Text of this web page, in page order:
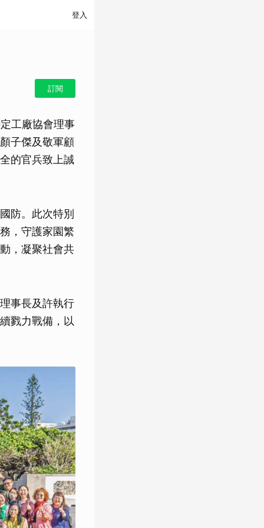
登入
訂閱
工廠協會理事
子傑及敬軍顧
的官兵致上誠
防。此次特別
，守護家園繁
，凝聚社會共
事長及許執行
戮力戰備，以